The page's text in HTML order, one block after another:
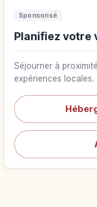
Sponsorisé
Planifiez votre
Séjourner à
expériences locales.